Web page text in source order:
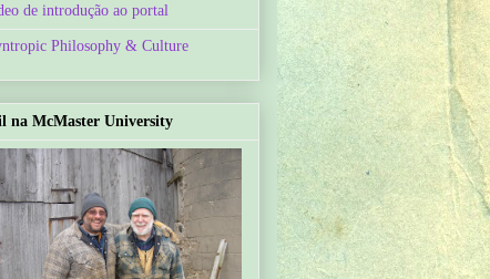
de introdução ao portal
Philosophy & Culture
na McMaster University